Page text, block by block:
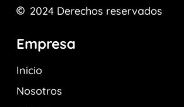
2024 Derechos reservados
Empresa
Inicio
Nosotros